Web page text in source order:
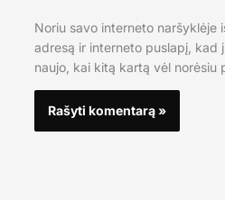
Noriu savo interneto naršyklėje
adresą ir interneto puslapį, kad
naujo, kai kitą kartą vėl norėsiu